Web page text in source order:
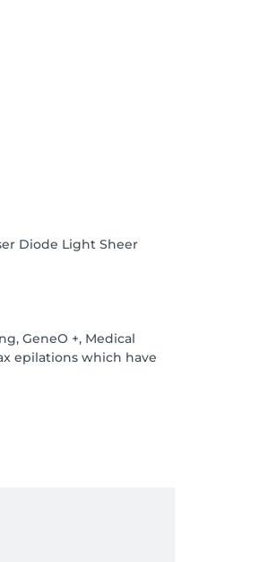
Diode Light Sheer
GeneO +, Medical
epilations which have